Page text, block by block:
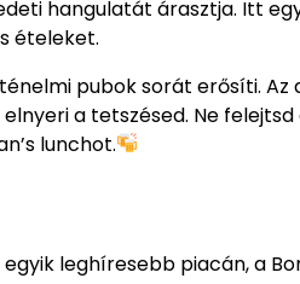
hangulatát árasztja. Itt
ételeket.
pubok sorát erősíti. Az
a tetszésed. Ne
lunchot.
leghíresebb piacán, a